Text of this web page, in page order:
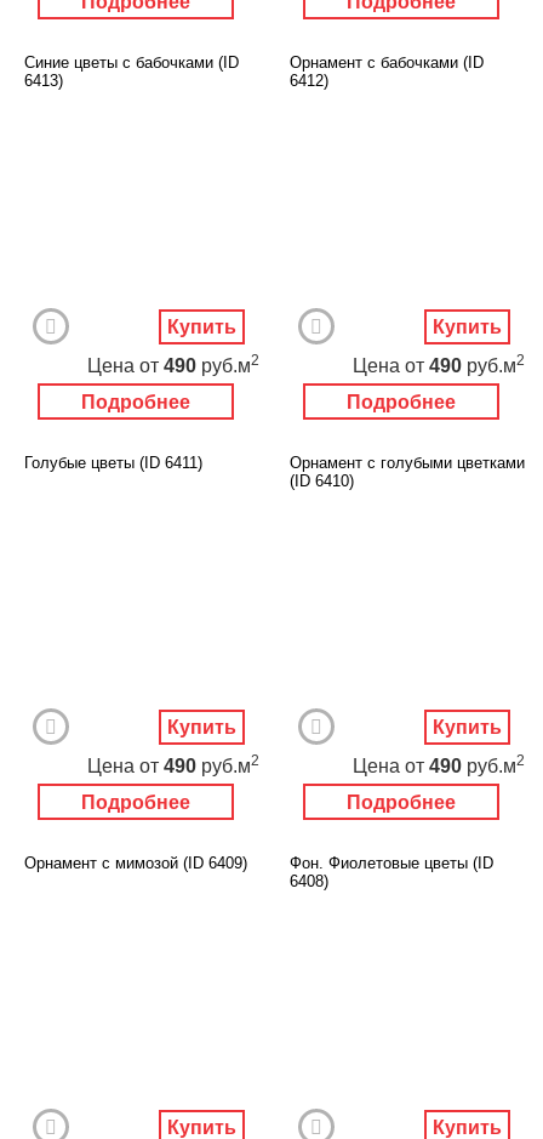
Синие цветы с бабочками (ID
6413)
Подробнее
Цена от 490 руб.м2
Купить
Орнамент с бабочками (ID
6412)
Подробнее
Цена от 490 руб.м2
Купить
Голубые цветы (ID 6411)
Подробнее
Цена от 490 руб.м2
Купить
Орнамент с голубыми цветками
(ID 6410)
Подробнее
Цена от 490 руб.м2
Купить
Орнамент с мимозой (ID 6409)
Купить
Фон. Фиолетовые цветы (ID
6408)
Купить